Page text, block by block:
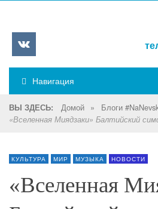
Навигация
ВЫ ЗДЕСЬ: Домой » Блоги
«Вселенная Миядзаки» Балтийский
КУЛЬТУРА МИР МУЗЫКА НОВОСТИ
«Вселенная